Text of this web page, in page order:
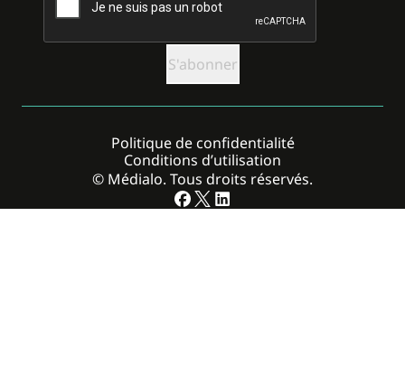
© Médialo. Tous droits réservés.
Politique de confidentialité
Conditions d’utilisation